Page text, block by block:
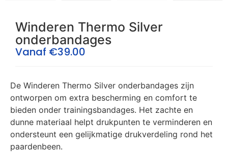
Winderen Thermo Silver
onderbandages
Vanaf €39.00
De Winderen Thermo Silver onderbandages zijn
ontworpen om extra bescherming en comfort te
bieden onder trainingsbandages. Het zachte en
dunne materiaal helpt drukpunten te verminderen en
ondersteunt een gelijkmatige drukverdeling rond het
paardenbeen.